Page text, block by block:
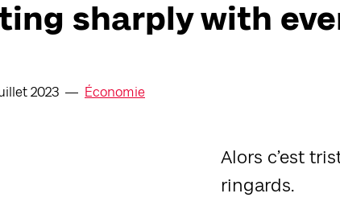
sharply with
2023 Économie
Alors c’est
ringards.